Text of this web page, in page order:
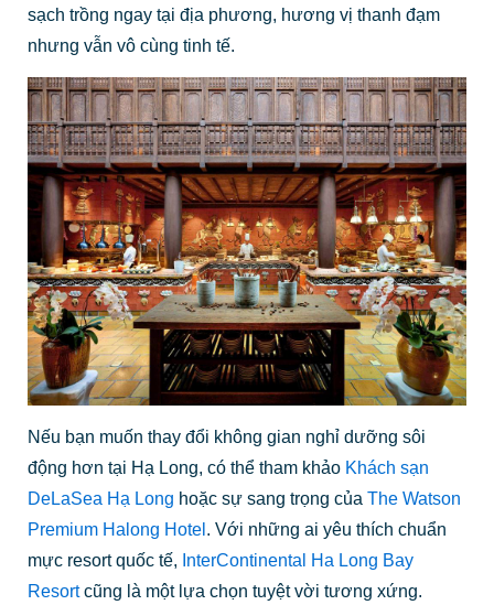
sạch trồng ngay tại địa phương, hương vị thanh đạm
nhưng vẫn vô cùng tinh tế.
Nếu bạn muốn thay đổi không gian nghỉ dưỡng sôi
động hơn tại Hạ Long, có thể tham khảo Khách sạn
DeLaSea Hạ Long hoặc sự sang trọng của The Watson
Premium Halong Hotel . Với những ai yêu thích chuẩn
mực resort quốc tế, InterContinental Ha Long Bay
Resortcũng là một lựa chọn tuyệt vời tương xứng.